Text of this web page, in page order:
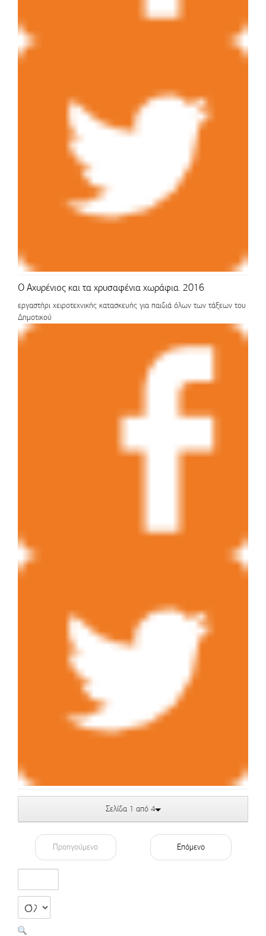
Ο Αχυρένιος και τα χρυσαφένια χωράφια. 2016
εργαστήρι χειροτεχνικής κατασκευής για παιδιά όλων των τάξεων του
Δημοτικού
Σελίδα 1 από 4
Προηγούμενο Επόμενο